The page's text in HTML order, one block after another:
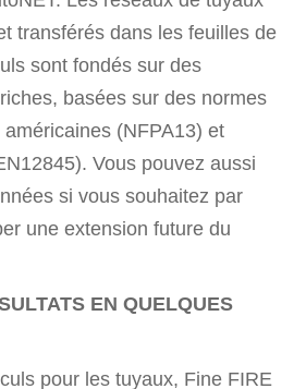
transférés dans les feuilles de
sont fondés sur des
basées sur des normes
(NFPA13) et
Vous pouvez aussi
si vous souhaitez par
une extension future du
EN QUELQUES
pour les tuyaux, Fine FIRE